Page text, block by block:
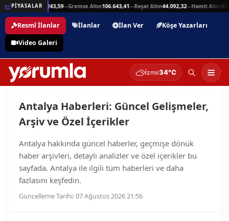
PİYASALAR
Altın215.243,59—Gremse Altın106.643,41—Reşat Altın44.092,32—Hamit Altın
Resmî İlanlar İlanlar İlan Ver
Köşe Yazarları
Video Galeri
İzmir34°C
Antalya Haberleri: Güncel Gelişmeler,
Arşiv ve Özel İçerikler
Antalya hakkında güncel haberler, geçmişe dönük
haber arşivleri, detaylı analizler ve özel içerikler bu
sayfada. Antalya ile ilgili tüm haberleri ve daha
fazlasını keşfedin.
Güncelleme Tarihi: 07 Ağustos 2026 21:56